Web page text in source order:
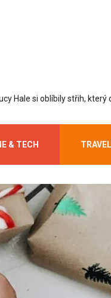
Korejská
& TECH TRAVEL